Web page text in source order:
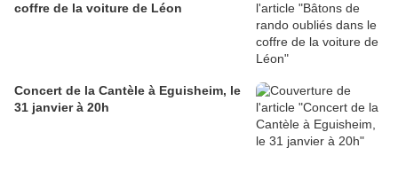
coffre de la voiture de Léon
Concert de la Cantèle à Eguisheim, le
31 janvier à 20h